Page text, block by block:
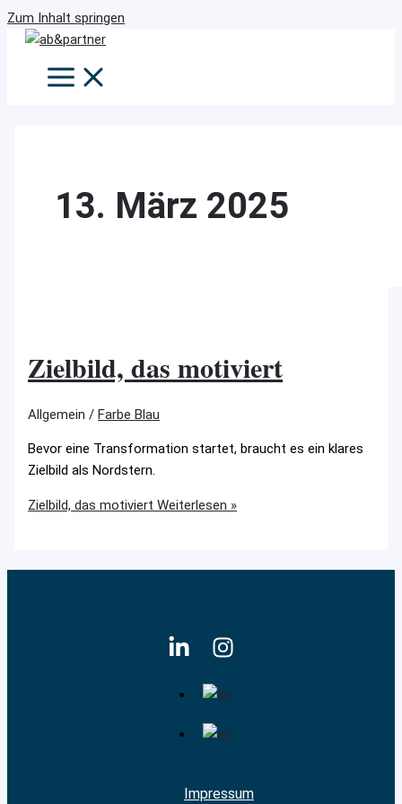
Zum Inhalt springen
13. März 2025
Zielbild, das motiviert
Allgemein /Farbe Blau
Bevor eine Transformation startet, braucht es ein klares
Zielbild als Nordstern.
Zielbild, das motiviert Weiterlesen »
Impressum